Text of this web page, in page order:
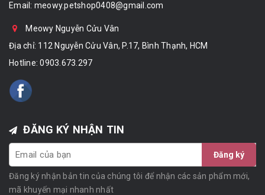
Email: meowy.petshop0408@gmail.com
Meowy Nguyễn Cửu Vân
Địa chỉ: 112 Nguyễn Cửu Vân, P.17, Bình Thạnh, HCM
Hotline:0903.673.297
ĐĂNG KÝ NHẬN TIN
Đăng ký
Đăng ký nhận bản tin của chúng tôi để nhận các sản phẩm mới,
mã khuyến mại nhanh nhất